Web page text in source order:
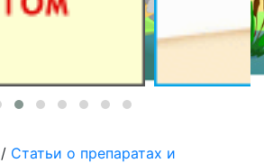
/ Статьи о препаратах и